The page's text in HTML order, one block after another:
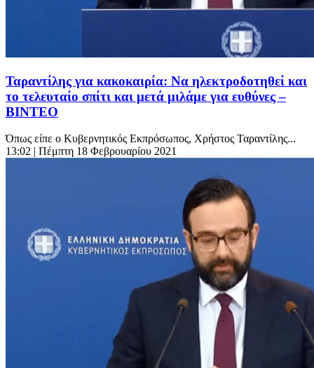
Ταραντίλης για κακοκαιρία: Να ηλεκτροδοτηθεί και
το τελευταίο σπίτι και μετά μιλάμε για ευθύνες –
ΒΙΝΤΕΟ
Όπως είπε ο Κυβερνητικός Εκπρόσωπος, Χρήστος Ταραντίλης...
13:02 | Πέμπτη 18 Φεβρουαρίου 2021